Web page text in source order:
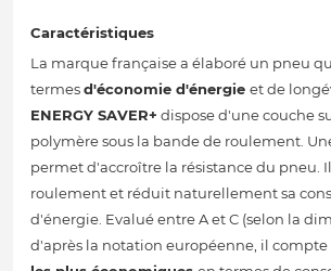
Caractéristiques
La marque française a élaboré un pneu
termesd'économie d'énergie et de
ENERGY SAVER+ dispose d'une couche
polymère sous la bande de roulement.
permet d'accroître la résistance du pneu.
roulement et réduit naturellement sa
d'énergie. Evalué entre A et C (selon la
d'après la notation européenne, il